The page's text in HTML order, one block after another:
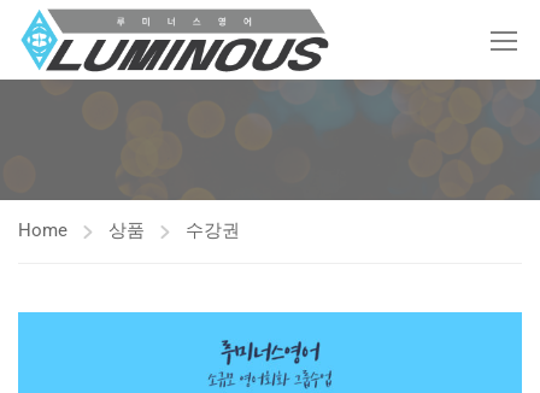
Home 상품 수강권